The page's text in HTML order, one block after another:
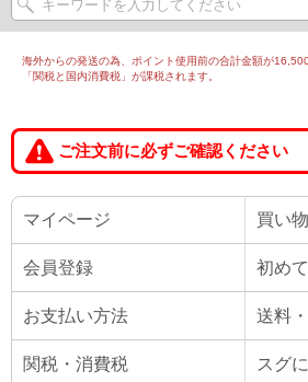
海外からの発送の為、ポイント使用前の合計金額が
「関税と国内消費税」が課税されます。
ご注文前に必ずご確認ください
マイページ 買い
会員登録 初め
お支払い方法 送料
関税・消費税 スグ